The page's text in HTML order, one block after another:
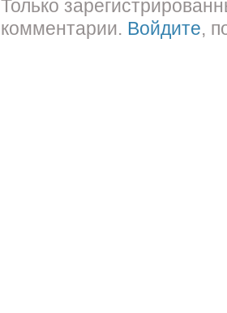
Только
комментарии. Войдите,